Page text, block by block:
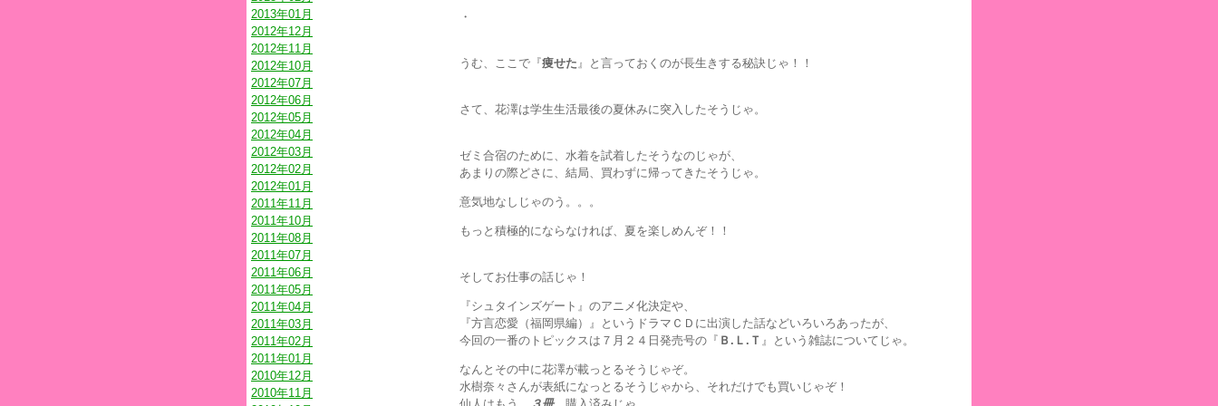
2013年01月
2012年12月
2012年11月
2012年10月
2012年07月
2012年06月
2012年05月
2012年04月
2012年03月
2012年02月
2012年01月
2011年11月
2011年10月
2011年08月
2011年07月
2011年06月
2011年05月
2011年04月
2011年03月
2011年02月
2011年01月
2010年12月
2010年11月
・
うむ、ここで『痩せた 』と言っておくのが長生きする秘訣じゃ！！
さて、花澤は学生生活最後の夏休みに突入したそうじゃ。
ゼミ合宿のために、水着を試着したそうなのじゃが、
あまりの際どさに、結局、買わずに帰ってきたそうじゃ。
意気地なしじゃのう。。。
もっと積極的にならなければ、夏を楽しめんぞ！！
そしてお仕事の話じゃ！
『シュタインズゲート』のアニメ化決定や、
『方言恋愛（福岡県編）』というドラマＣＤに出演した話などいろいろあったが、
今回の一番のトピックスは７月２４日発売号の『 Ｂ.Ｌ.Ｔ 』という雑誌についてじゃ。
なんとその中に花澤が載っとるそうじゃぞ。
水樹奈々さんが表紙になっとるそうじゃから、それだけでも買いじゃぞ！